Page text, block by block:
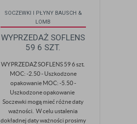
SOCZEWKI I PŁYNY BAUSCH &
LOMB
WYPRZEDAŻ SOFLENS
59 6 SZT.
WYPRZEDAŻ SOFLENS 59 6 szt.
MOC: -2.50 - Uszkodzone
opakowanie MOC: -5.50 -
Uszkodzone opakowanie
Soczewki mogą mieć różne daty
ważności. W celu ustalenia
dokładnej daty ważności prosimy